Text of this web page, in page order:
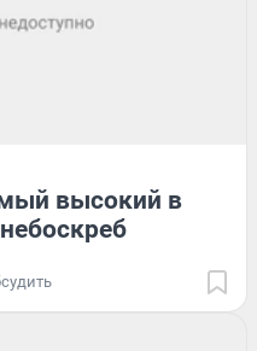
высокий в